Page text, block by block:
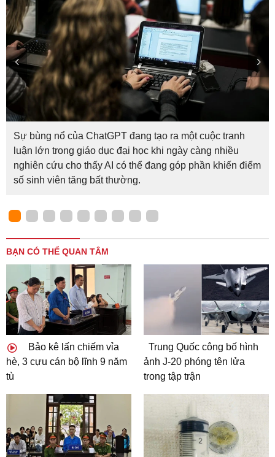
Sự bùng nổ của ChatGPT đang tạo ra một cuộc tranh
luận lớn trong giáo dục đại học khi ngày càng nhiều
nghiên cứu cho thấy AI có thể đang góp phần khiến điểm
số sinh viên tăng bất thường.
BẠN CÓ THỂ QUAN TÂM
Bảo kê lấn chiếm vỉa
hè, 3 cựu cán bộ lĩnh 9 năm
tù
Trung Quốc công bố hình
ảnh J-20 phóng tên lửa
trong tập trận